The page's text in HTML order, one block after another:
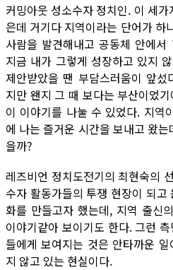
커밍아웃 성소수자 정치인. 이 세
은데 거기다 지역이라는 단어가 하
사람을 발견해내고 공동체 안에
지금 내가 그렇게 성장하고 있지
제안받았을 땐 부담스러움이 앞
지만 왠지 그 때 보다는 부산이었
이 이야기를 나눌 수 있었다. 지역
에 나는 즐거운 시간을 보내고 왔
을까?
레즈비언 정치도전기의 최현숙의
수자 활동가들의 투쟁 현장이 되
화를 만들고자 했는데, 지역 출신
이야기같아 보이기도 한다. 그런
들에게 보여지는 것은 안타까운
지 않고 있는 현실이다.